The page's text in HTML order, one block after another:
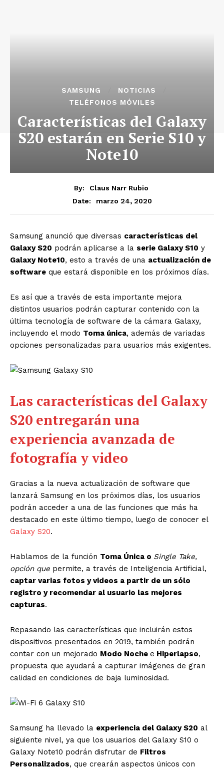
SAMSUNG
NOTICIAS
TELÉFONOS MÓVILES
Características del Galaxy
S20 estarán en Serie S10 y
Note10
By:
Claus Narr Rubio
Date:
marzo 24, 2020
Samsung anunció que diversas características del
Galaxy S20 podrán aplicarse a la serie Galaxy S10 y
Galaxy Note10, esto a través de una actualización de
software que estará disponible en los próximos días.
Es así que a través de esta importante mejora
distintos usuarios podrán capturar contenido con la
última tecnología de software de la cámara Galaxy,
incluyendo el modo Toma única, además de variadas
opciones personalizadas para usuarios más exigentes.
Las características del Galaxy
S20 entregarán una
experiencia avanzada de
fotografía y video
Gracias a la nueva actualización de software que
lanzará Samsung en los próximos días, los usuarios
podrán acceder a una de las funciones que más ha
destacado en este último tiempo, luego de conocer el
Galaxy S20.
Hablamos de la función Toma Única o Single Take,
opción que permite, a través de Inteligencia Artificial,
captar varias fotos y videos a partir de un sólo
registro y recomendar al usuario las mejores
capturas.
Repasando las características que incluirán estos
dispositivos presentados en 2019, también podrán
contar con un mejorado Modo Noche e Hiperlapso,
propuesta que ayudará a capturar imágenes de gran
calidad en condiciones de baja luminosidad.
Samsung ha llevado la experiencia del Galaxy S20 al
siguiente nivel, ya que los usuarios del Galaxy S10 o
Galaxy Note10 podrán disfrutar de Filtros
Personalizados, que crearán aspectos únicos con